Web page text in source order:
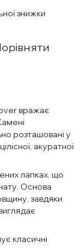
знижки
вражає
розташовані у
акуратної
лапках, що
Основа
завдяки
класичні